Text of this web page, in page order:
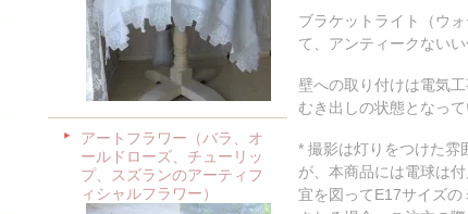
アートフラワー（バラ、オ
ールドローズ、チューリッ
プ、スズランのアーティフ
ィシャルフラワー）
ブラケットライト（ウ
て、アンティークない
壁への取り付けは電気
むき出しの状態となって
* 撮影は灯りをつけた雰
が、本商品には電球は
宜を図ってE17サイズ